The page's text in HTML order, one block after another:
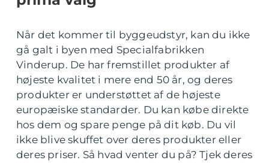
Når det kommer til byggeudstyr, kan du ikke
gå galt i byen med Specialfabrikken
Vinderup. De har fremstillet produkter af
højeste kvalitet i mere end 50 år, og deres
produkter er understøttet af de højeste
europæiske standarder. Du kan købe direkte
hos dem og spare penge på dit køb. Du vil
ikke blive skuffet over deres produkter eller
deres priser. Så hvad venter du på? Tjek deres